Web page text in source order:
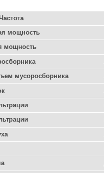
мощность
мощность
мусоросборника